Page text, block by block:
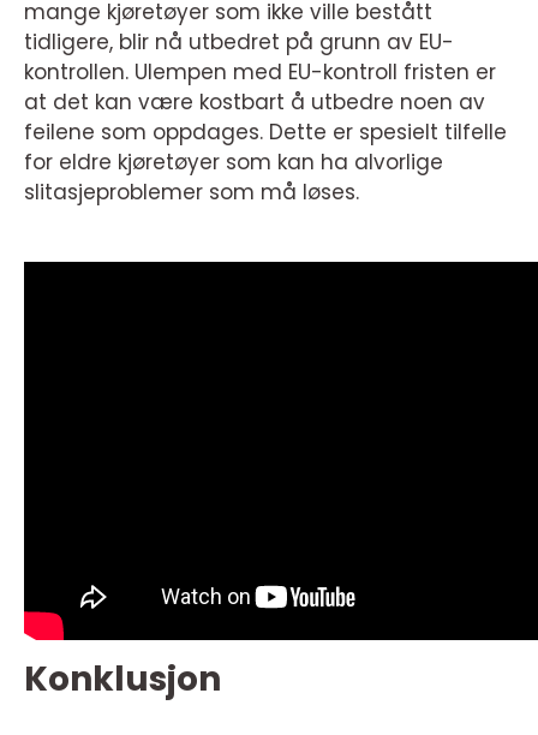
mange kjøretøyer som ikke ville bestått
tidligere, blir nå utbedret på grunn av EU-
kontrollen. Ulempen med EU-kontroll fristen er
at det kan være kostbart å utbedre noen av
feilene som oppdages. Dette er spesielt tilfelle
for eldre kjøretøyer som kan ha alvorlige
slitasjeproblemer som må løses.
Konklusjon